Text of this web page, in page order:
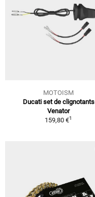
MOTOISM
Ducati set de clignotants
Venator
159,80 €1